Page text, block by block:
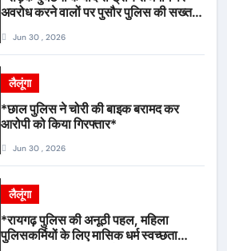
अवरोध करने वालों पर पुसौर पुलिस की सख्त
Jun 30 , 2026
लैलूंगा
*छाल पुलिस ने चोरी की बाइक बरामद कर
आरोपी को किया गिरफ्तार*
Jun 30 , 2026
लैलूंगा
*रायगढ़ पुलिस की अनूठी पहल, महिला
पुलिसकर्मियों के लिए मासिक धर्म स्वच्छता